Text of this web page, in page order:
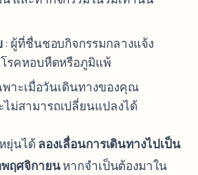
: ผู้ที่ชื่นชอบกิจกรรมกลางแจ้ง
รคหอบหืดหรือภูมิแพ้
พาะเมื่อวันเดินทางของคุณ
ม่สามารถเปลี่ยนแปลงได้
ยุ่นได้ลองเลื่อนการเดินทางไปเป็น
ฤศจิกายนหากจำเป็นต้องมาใน